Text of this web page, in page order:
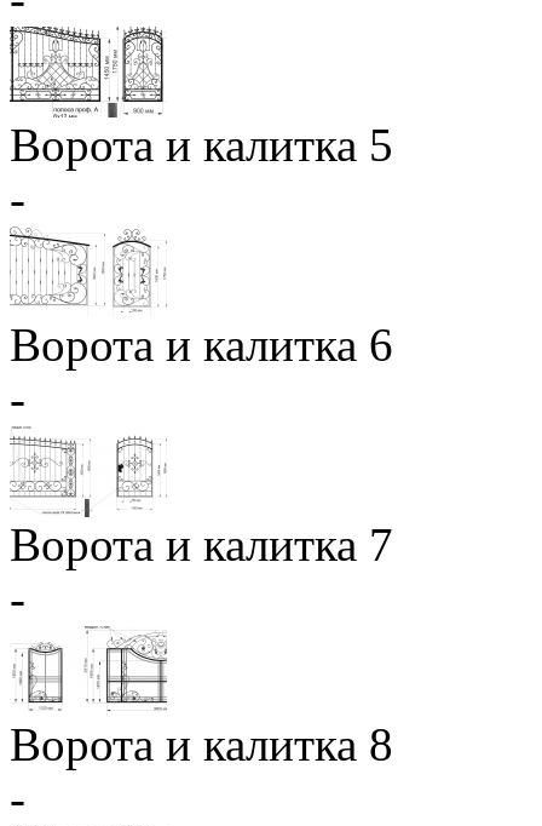
Ворота и калитка 5
-
Ворота и калитка 6
-
Ворота и калитка 7
-
Ворота и калитка 8
-